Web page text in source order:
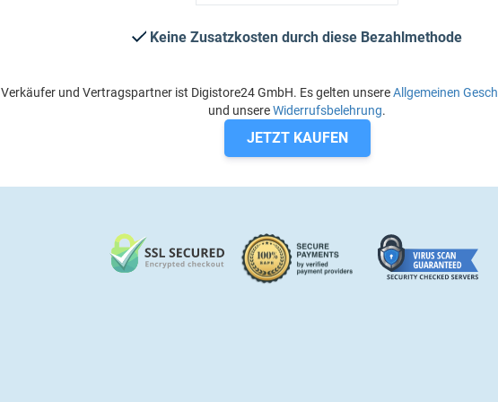
Keine Zusatzkosten durch diese Bezahlmethode
Verkäufer und Vertragspartner ist Digistore24 GmbH. Es gelten unsereAllgemeinen
und unsereWiderrufsbelehrung.
JETZT KAUFEN